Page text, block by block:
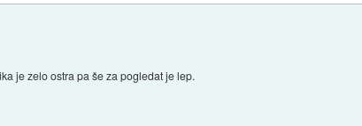
je zelo ostra pa še za pogledat je lep.